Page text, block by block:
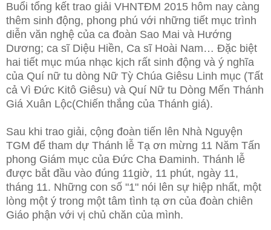
Buổi tổng kết trao giải VHNTĐM 2015 hôm nay càng
thêm sinh động, phong phú với những tiết mục trình
diễn văn nghệ của ca đoàn Sao Mai và Hướng
Dương; ca sĩ Diệu Hiền, Ca sĩ Hoài Nam… Đặc biệt
hai tiết mục múa nhạc kịch rất sinh động và ý nghĩa
của Quí nữ tu dòng Nữ Tỳ Chúa Giêsu Linh mục (Tất
cả Vì Đức Kitô Giêsu) và Quí Nữ tu Dòng Mến Thánh
Giá Xuân Lộc(Chiến thắng của Thánh giá).
Sau khi trao giải, cộng đoàn tiến lên Nhà Nguyện
TGM để tham dự Thánh lễ Tạ ơn mừng 11 Năm Tấn
phong Giám mục của Đức Cha Đaminh. Thánh lễ
được bắt đầu vào đúng 11giờ, 11 phút, ngày 11,
tháng 11. Những con số "1" nói lên sự hiệp nhất, một
lòng một ý trong một tâm tình tạ ơn của đoàn chiên
Giáo phận với vị chủ chăn của mình.